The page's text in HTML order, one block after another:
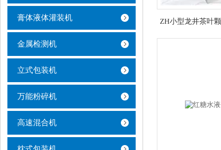
膏体液体灌装机
金属检测机
立式包装机
万能粉碎机
高速混合机
ZH小型龙井茶叶